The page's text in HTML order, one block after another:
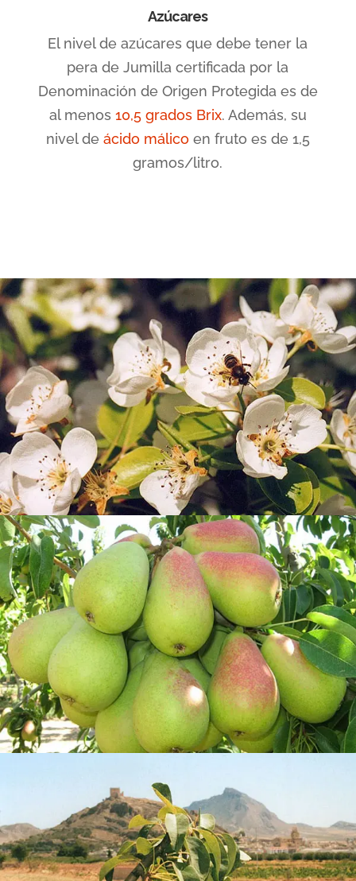
Azúcares
El nivel de azúcares que debe tener la
pera de Jumilla certificada por la
Denominación de Origen Protegida es de
al menos 10,5 grados Brix. Además, su
nivel de ácido málicoen fruto es de 1,5
gramos/litro.